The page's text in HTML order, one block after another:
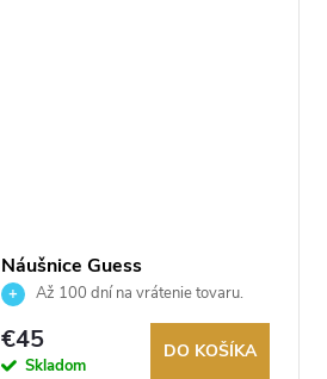
Náušnice Guess
JUBE05021JWYGT
Až 100 dní na vrátenie tovaru.
Autorizovaný predajca.
€45
Skladom
DO KOŠÍKA